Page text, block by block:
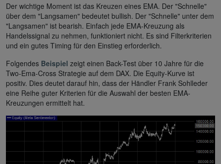
Der wichtige Moment ist das Kreuzen eines EMA. Der "Schnelle"
über dem "Langsamen" bedeutet bullish. Der "Schnelle" unter dem
"Langsamen" ist bearish. Einfach jede EMA-Kreuzung als
Handelssignal zu nehmen, funktioniert nicht. Es sind Filterkriterien
und ein gutes Timing für den Einstieg erforderlich.
Folgendes Beispiel zeigt einen Back-Test über 10 Jahre für die
Two-Ema-Cross Strategie auf dem DAX. Die Equity-Kurve ist
positiv. Dies deutet darauf hin, dass der Händler Frank Sohlleder
eine Reihe guter Kriterien für die Auswahl der besten EMA-
Kreuzungen ermittelt hat.